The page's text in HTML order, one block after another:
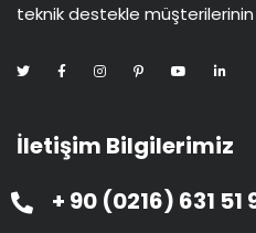
teknik destekle müşterilerinin
İletişim Bilgilerimiz
+ 90 (0216) 631 51